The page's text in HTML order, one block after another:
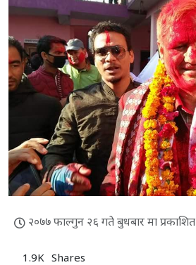
२०७७ फाल्गुन २६ गते बुधबार मा प्रकाशित
1.9K Shares